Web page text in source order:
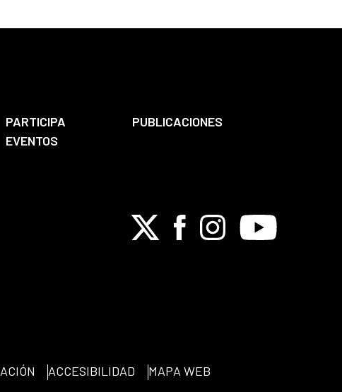
PARTICIPA
PUBLICACIONES
EVENTOS
X FacebookInstagramYoutube
ACCESIBILIDAD MAPA WEB